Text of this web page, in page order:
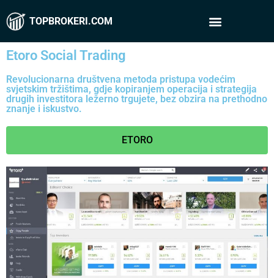
TOPBROKERI.COM
Etoro Social Trading
Revolucionarna društvena metoda pristupa vodećim
svjetskim tržištima, gdje kopiranjem operacija i strategija
drugih investitora ležerno trgujete, bez obzira na prethodno
znanje i iskustvo.
ETORO